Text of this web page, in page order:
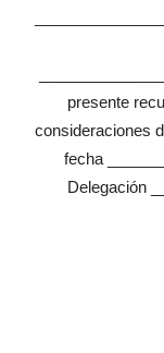
presente
consideraciones
fecha
Delegación